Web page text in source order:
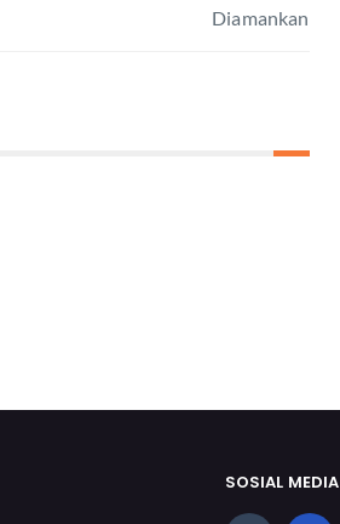
Diamankan
SOSIAL MEDIA